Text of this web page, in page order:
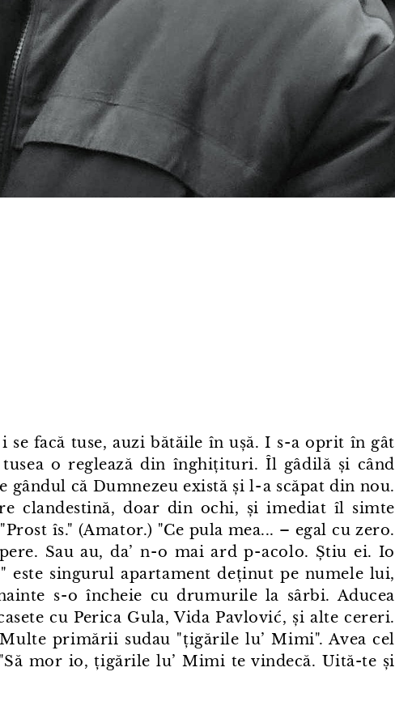
se facă tuse, auzi bătăile în ușă. I s⁠-⁠a oprit în gât
o reglează din înghițituri. Îl gâdilă și când
gândul că Dumnezeu există și l⁠-⁠a scăpat din nou.
clandestină, doar din ochi, și imediat îl simte
îs." (Amator.) "Ce pula mea... – egal cu zero.
Sau au, da’ n⁠-⁠o mai ard p⁠-⁠acolo. Știu ei. Io
este singurul apartament deținut pe numele lui,
s⁠-⁠o încheie cu drumurile la sârbi. Aducea
cu Perica Gula, Vida Pavlović, și alte cereri.
primării sudau "țigările lu’ Mimi". Avea cel
mor io, țigările lu’ Mimi te vindecă. Uită-te și